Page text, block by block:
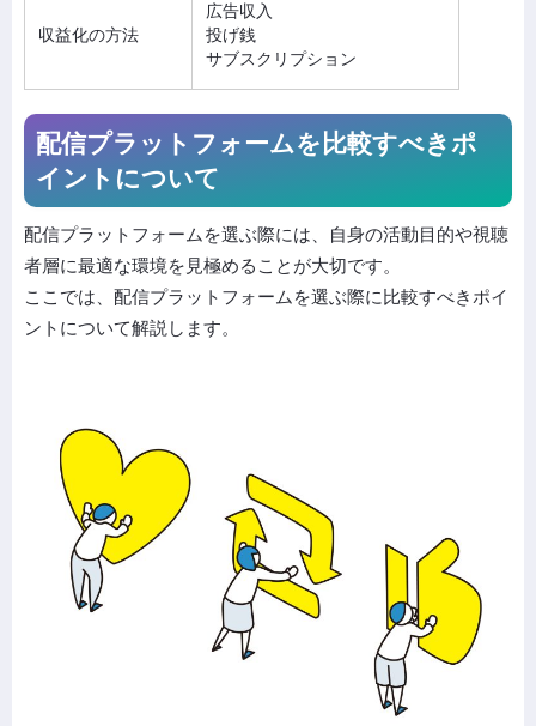
収益化の方法
広告収入
投げ銭
サブスクリプション
配信プラットフォームを比較すべきポ
イントについて
配信プラットフォームを選ぶ際には、自身の活動目的や視聴
者層に最適な環境を見極めることが大切です。
ここでは、配信プラットフォームを選ぶ際に比較すべきポイ
ントについて解説します。